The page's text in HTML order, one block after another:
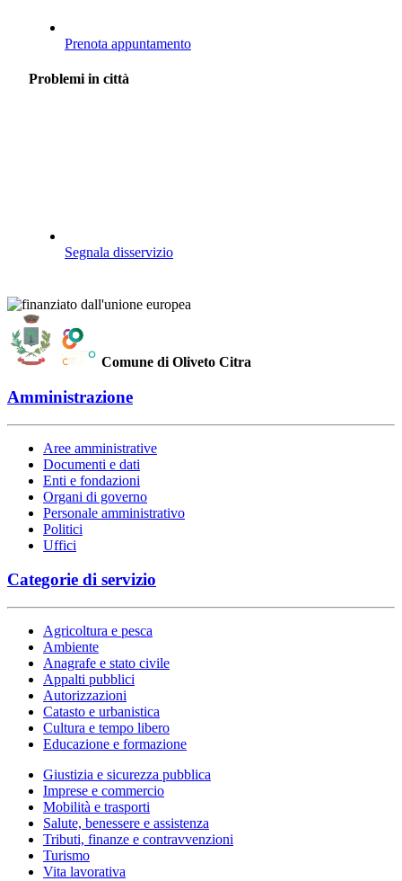
Prenota appuntamento
Problemi in città
Segnala disservizio
Comune di Oliveto Citra
Amministrazione
Aree amministrative
Documenti e dati
Enti e fondazioni
Organi di governo
Personale amministrativo
Politici
Uffici
Categorie di servizio
Agricoltura e pesca
Ambiente
Anagrafe e stato civile
Appalti pubblici
Autorizzazioni
Catasto e urbanistica
Cultura e tempo libero
Educazione e formazione
Giustizia e sicurezza pubblica
Imprese e commercio
Mobilità e trasporti
Salute, benessere e assistenza
Tributi, finanze e contravvenzioni
Turismo
Vita lavorativa